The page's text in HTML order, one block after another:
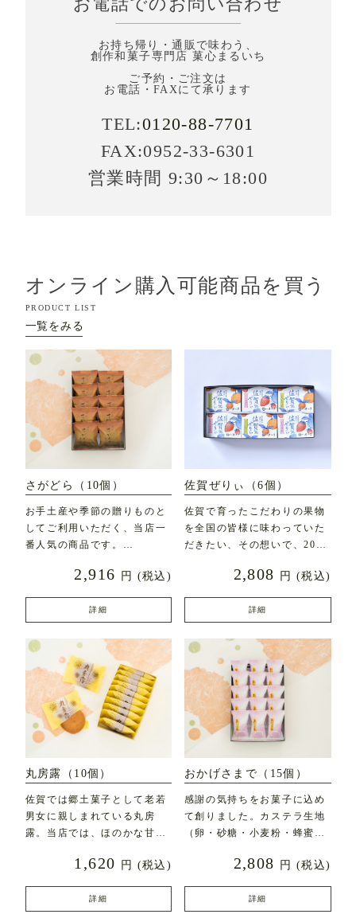
お電話でのお問い合わせ
お持ち帰り・通販で味わう、
創作和菓子専門店 菓心まるいち
ご予約・ご注文は
お電話・FAXにて承ります
TEL:0120-88-7701
FAX:0952-33-6301
営業時間 9:30～18:00
オンライン購入可能商品を買う
PRODUCT LIST
一覧をみる
さがどら（10個）
お手土産や季節の贈りものと
してご利用いただく、当店一
番人気の商品です。
2,916 円 (税込)
詳細
佐賀ぜりぃ（6個）
佐賀で育ったこだわりの果物
を全国の皆様に味わっていた
だきたい、その想いで、2020
2,808 円 (税込)
詳細
丸房露（10個）
佐賀では郷土菓子として老若
男女に親しまれている丸房
露。当店では、ほのかな甘み
1,620 円 (税込)
詳細
おかげさまで（15個）
感謝の気持ちをお菓子に込め
て創りました。カステラ生地
（卵・砂糖・小麦粉・蜂蜜な
2,808 円 (税込)
詳細